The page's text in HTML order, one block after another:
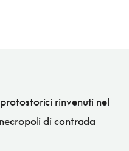
rinvenuti nel
di contrada